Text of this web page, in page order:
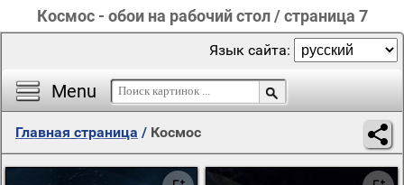
Космос - обои на рабочий стол / страница 7
Menu
Язык сайта:
Главная страница / Космос